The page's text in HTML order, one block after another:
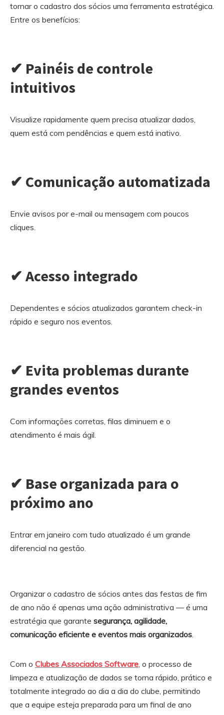
tornar o cadastro dos sócios uma ferramenta estratégica.
Entre os benefícios:
✔ Painéis de controle
intuitivos
Visualize rapidamente quem precisa atualizar dados,
quem está com pendências e quem está inativo.
✔ Comunicação automatizada
Envie avisos por e-mail ou mensagem com poucos
cliques.
✔ Acesso integrado
Dependentes e sócios atualizados garantem check-in
rápido e seguro nos eventos.
✔ Evita problemas durante
grandes eventos
Com informações corretas, filas diminuem e o
atendimento é mais ágil.
✔ Base organizada para o
próximo ano
Entrar em janeiro com tudo atualizado é um grande
diferencial na gestão.
Organizar o cadastro de sócios antes das festas de fim
de ano não é apenas uma ação administrativa — é uma
estratégia que garante segurança, agilidade,
comunicação eficiente e eventos mais organizados.
Com o Clubes Associados Software, o processo de
limpeza e atualização de dados se torna rápido, prático e
totalmente integrado ao dia a dia do clube, permitindo
que a equipe esteja preparada para um final de ano